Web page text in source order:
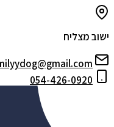
ישוב מצליח
054-426-0920